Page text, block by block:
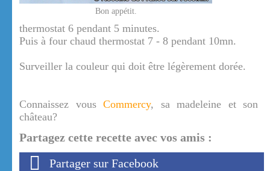
Bon appétit.
thermostat 6 pendant 5 minutes.
Puis à four chaud thermostat 7 - 8 pendant 10mn.
Surveiller la couleur qui doit être légèrement dorée.
Connaissez vous Commercy, sa madeleine et son
château?
Partagez cette recette avec vos amis :
Partager sur Facebook